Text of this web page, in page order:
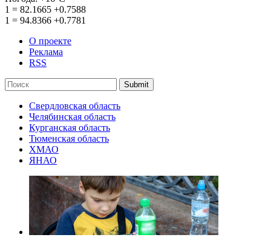
1 = 82.1665 +0.7588
1 = 94.8366 +0.7781
О проекте
Реклама
RSS
Submit
Свердловская область
Челябинская область
Курганская область
Тюменская область
ХМАО
ЯНАО